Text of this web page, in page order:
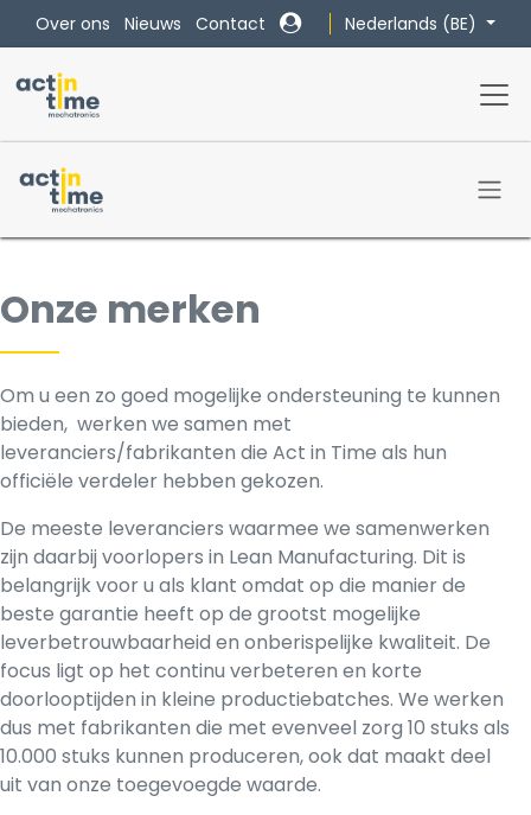
Overslaan naar inhoud
Over ons Nieuws Contact Nederlands (BE)
Onze merken
Om u een zo goed mogelijke ondersteuning te kunnen
bieden, werken we samen met
leveranciers/fabrikanten die Act in Time als hun
officiële verdeler hebben gekozen.
De meeste leveranciers waarmee we samenwerken
zijn daarbij voorlopers in Lean Manufacturing. Dit is
belangrijk voor u als klant omdat op die manier de
beste garantie heeft op de grootst mogelijke
leverbetrouwbaarheid en onberispelijke kwaliteit. De
focus ligt op het continu verbeteren en korte
doorlooptijden in kleine productiebatches. We werken
dus met fabrikanten die met evenveel zorg 10 stuks als
10.000 stuks kunnen produceren, ook dat maakt deel
uit van onze toegevoegde waarde.